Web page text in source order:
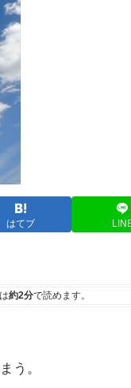
はてブ
約2分で読めます。
う。